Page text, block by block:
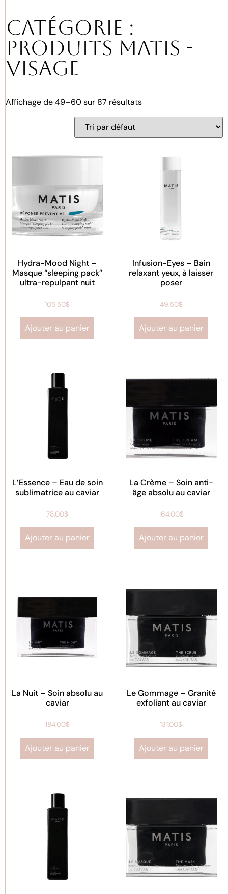
Catégorie :
Produits Matis -
Visage
Affichage de 49–60 sur 87 résultats
Hydra-Mood Night –
Masque “sleeping pack”
ultra-repulpant nuit
105.50$
Ajouter au panier
Infusion-Eyes – Bain
relaxant yeux, à laisser
poser
49.50$
Ajouter au panier
L’Essence – Eau de soin
sublimatrice au caviar
78.00$
Ajouter au panier
La Crème – Soin anti-
âge absolu au caviar
164.00$
Ajouter au panier
La Nuit – Soin absolu au
caviar
184.00$
Ajouter au panier
Le Gommage – Granité
exfoliant au caviar
131.00$
Ajouter au panier